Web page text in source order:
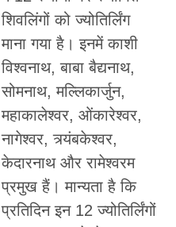
शिवलिंगों को ज्योतिर्लिंग
माना गया है। इनमें काशी
विश्वनाथ, बाबा बैद्यनाथ,
सोमनाथ, मल्लिकार्जुन,
महाकालेश्वर, ओंकारेश्वर,
नागेश्वर, त्र्यंबकेश्वर,
केदारनाथ और रामेश्वरम
प्रमुख हैं। मान्यता है कि
प्रतिदिन इन 12 ज्योतिर्लिंगों